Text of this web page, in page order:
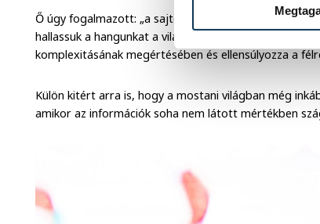
Ő úgy fogalmazott: „a sajtó a társadalmi
hallassuk a hangunkat a világban. A minőségi
komplexitásának megértésében és ellensúlyozza a
Külön kitért arra is, hogy a mostani világban még
amikor az információk soha nem látott mértékben